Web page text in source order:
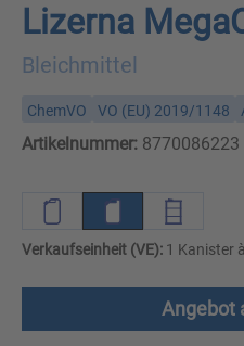
Lizerna
Bleichmittel
ChemVO VO (EU) 2019/1148
Artikelnummer: 8770086223
Verkaufseinheit (VE): 1 Kanister
Angebot